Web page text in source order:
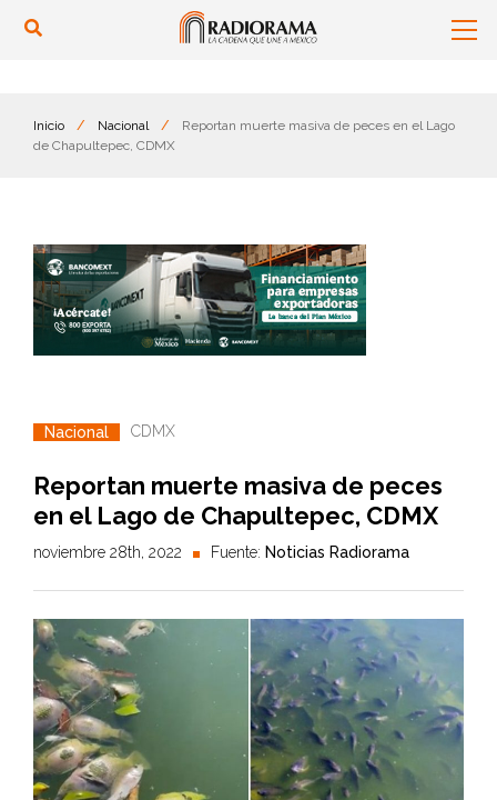
Inicio / Nacional /
Reportan muerte masiva de peces en el Lago
de Chapultepec, CDMX
Nacional CDMX
Reportan muerte masiva de peces
en el Lago de Chapultepec, CDMX
noviembre 28th, 2022 Fuente: Noticias Radiorama